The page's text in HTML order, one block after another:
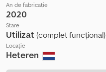
An de fabricație
2020
Stare
Utilizat (complet funcțional)
Locație
Heteren